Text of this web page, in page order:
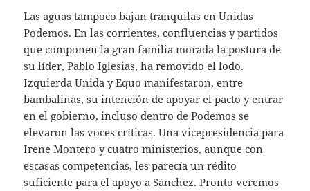
Las aguas tampoco bajan tranquilas en Unidas
Podemos. En las corrientes, confluencias y partidos
que componen la gran familia morada la postura de
su líder, Pablo Iglesias, ha removido el lodo.
Izquierda Unida y Equo manifestaron, entre
bambalinas, su intención de apoyar el pacto y entrar
en el gobierno, incluso dentro de Podemos se
elevaron las voces críticas. Una vicepresidencia para
Irene Montero y cuatro ministerios, aunque con
escasas competencias, les parecía un rédito
suficiente para el apoyo a Sánchez. Pronto veremos